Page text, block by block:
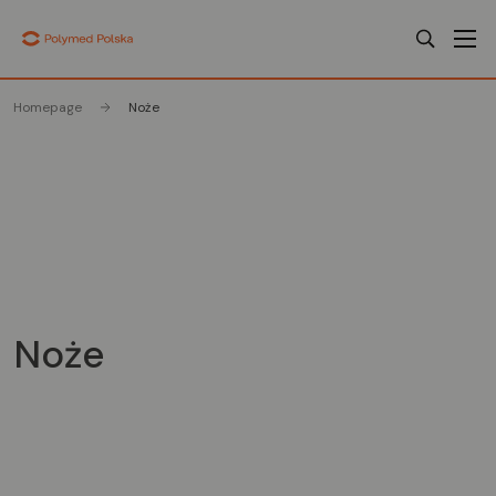
Homepage Noże
Noże